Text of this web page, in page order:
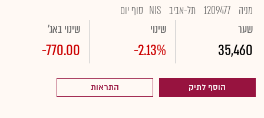
מניה 1209477 תל-אביב NIS סוף יום
שער
35,460
שינוי
-2.13%
שינוי באג'
-770.00
הוסף לתיק התראות